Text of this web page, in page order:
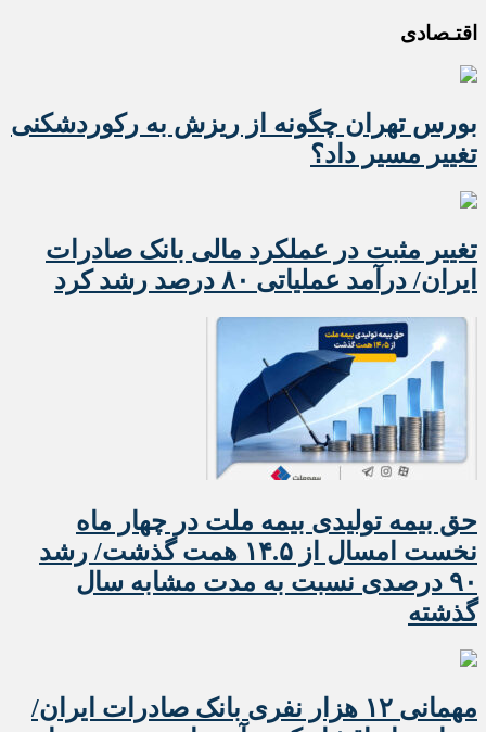
اقتـصادی
بورس تهران چگونه از ریزش به رکوردشکنی
تغییر مسیر داد؟
تغییر مثبت در عملکرد مالی بانک صادرات
ایران/ درآمد عملیاتی ۸۰ درصد رشد کرد
حق بیمه تولیدی بیمه ملت در چهار ماه
نخست امسال از ۱۴.۵ همت گذشت/ رشد
۹۰ درصدی نسبت به مدت مشابه سال
گذشته
مهمانی ۱۲ هزار نفری بانک صادرات ایران/